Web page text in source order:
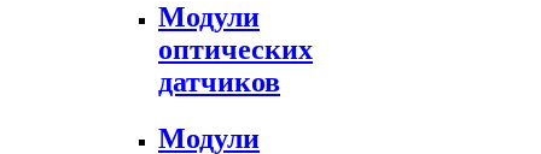
Модули
оптических
датчиков
Модули